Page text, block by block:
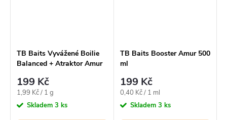
TB Baits Vyvážené Boilie
Balanced + Atraktor Amur
199 Kč
Měrná
cena:
1,99 Kč / 1 g
Skladem 3 ks
TB Baits Booster Amur 500
ml
199 Kč
Měrná
cena:
0,40 Kč / 1 ml
Skladem 3 ks